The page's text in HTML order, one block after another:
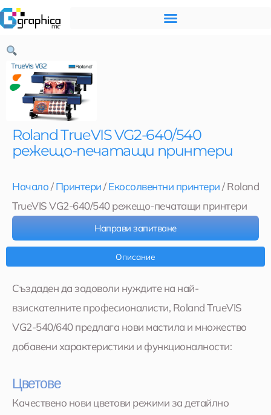
Skip
to
content
Roland TrueVIS VG2-640/540
режещо-печатащи принтери
Начало/Принтери/Екосолвентни принтери/ Roland
TrueVIS VG2-640/540 режещо-печатащи принтери
Направи запитване
Описание
Създаден да задоволи нуждите на най-
взискателните професионалисти, Roland TrueVIS
VG2-540/640 предлага нови мастила и множество
добавени характеристики и функционалности:
Цветове
Качествено нови цветови режими за детайлно